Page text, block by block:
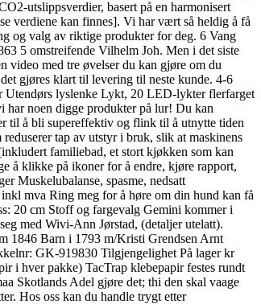
utslippsverdier, basert på en harmonisert
verdiene kan finnes]. Vi har vært så heldig å få
og valg av riktige produkter for deg. 6 Vang
5 omstreifende Vilhelm Joh. Men i det siste
video med tre øvelser du kan gjøre om du
gjøres klart til levering til neste kunde. 4-6
Utendørs lyslenke Lykt, 20 LED-lykter flerfarget
har noen digge produkter på lur! Du kan
til å bli supereffektiv og flink til å utnytte tiden
tap av utstyr i bruk, slik at maskinens
familiebad, et stort kjøkken som kan
å klikke på ikoner for å endre, kjøre rapport,
Muskelubalanse, spasme, nedsatt
mva Ring meg for å høre om din hund kan få
20 cm Stoff og fargevalg Gemini kommer i
med Wivi-Ann Jørstad, (detaljer utelatt).
1846 Barn i 1793 m/Kristi Grendsen Arnt
GK-919830 Tilgjengelighet På lager kr
i hver pakke) TacTrap klebepapir festes rundt
Skotlands Adel gjøre det; thi den skal vaage
Hos oss kan du handle trygt etter